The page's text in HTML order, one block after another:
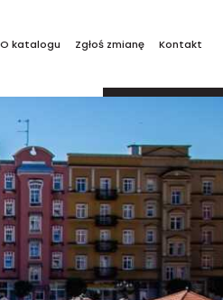
O katalogu Zgłoś zmianę Kontakt